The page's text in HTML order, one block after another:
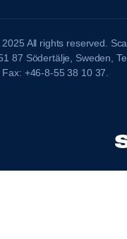
All rights reserved.
87 Södertälje, Sweden,
+46-8-55 38 10 37.